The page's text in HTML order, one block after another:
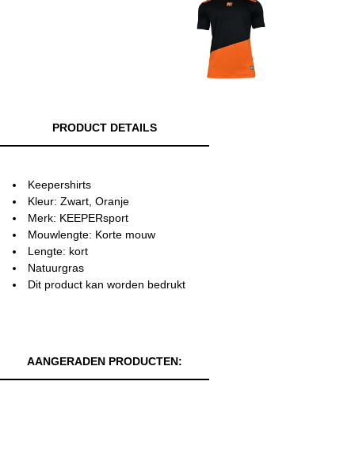
PRODUCT DETAILS
Keepershirts
Kleur: Zwart, Oranje
Merk: KEEPERsport
Mouwlengte: Korte mouw
Lengte: kort
Natuurgras
Dit product kan worden bedrukt
AANGERADEN PRODUCTEN: